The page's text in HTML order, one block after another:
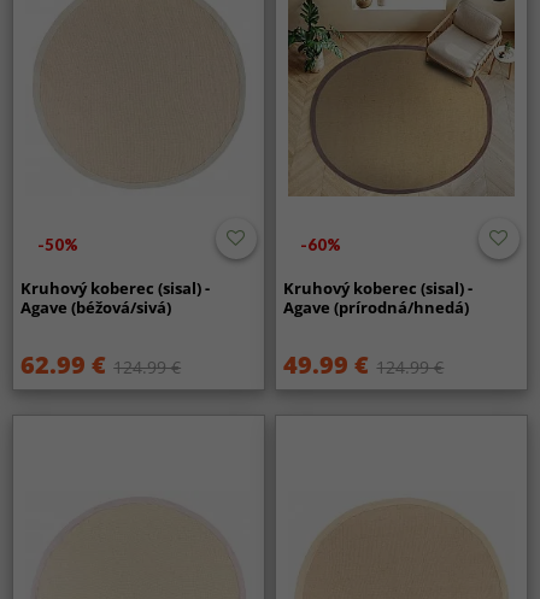
-50%
Kruhový koberec (sisal) -
Agave (béžová/sivá)
62.99 € 124.99 €
-60%
Kruhový koberec (sisal) -
Agave (prírodná/hnedá)
49.99 € 124.99 €